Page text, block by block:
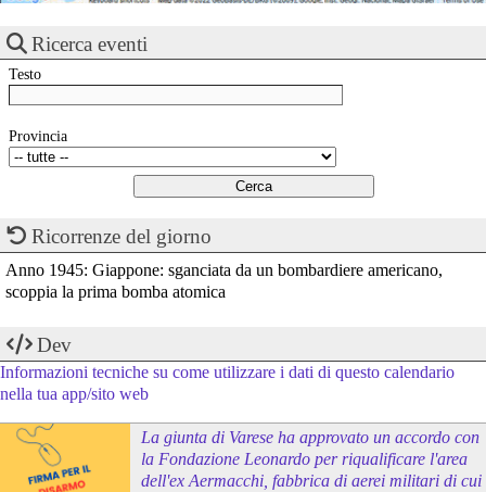
Ricerca eventi
Testo
Provincia
Ricorrenze del giorno
Anno 1945: Giappone: sganciata da un bombardiere americano,
scoppia la prima bomba atomica
Dev
Informazioni tecniche su come utilizzare i dati di questo calendario
nella tua app/sito web
La giunta di Varese ha approvato un accordo con
la Fondazione Leonardo per riqualificare l'area
dell'ex Aermacchi, fabbrica di aerei militari di cui